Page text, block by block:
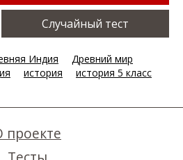
Случайный тест
Индия
Древний мир
история
история 5 класс
проекте